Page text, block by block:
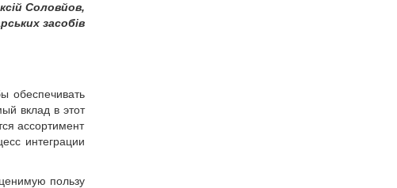
Соловйов,
засобів
обеспечивать
вклад в этот
ассортимент
интеграции
пользу